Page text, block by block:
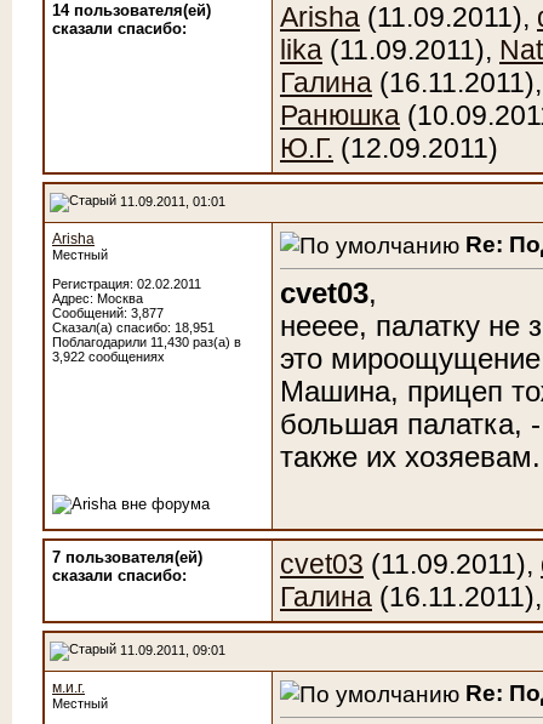
14 пользователя(ей)
сказали cпасибо:
Arisha (11.09.2011),
lika (11.09.2011),
Галина
Ранюшка
Ю.Г. (12.09.2011)
11.09.2011, 01:01
Arisha
Местный
Регистрация: 02.02.2011
Адрес: Москва
Сообщений: 3,877
Сказал(а) спасибо: 18,951
Поблагодарили 11,430 раз(а) в
3,922 сообщениях
Re:
cvet03,
нееее, палатку не
это
Машина, прицеп
большая палатка,
также их
7 пользователя(ей)
сказали cпасибо:
cvet03 (11.09.2011),
Галина
11.09.2011, 09:01
м.и.г.
Местный Re: